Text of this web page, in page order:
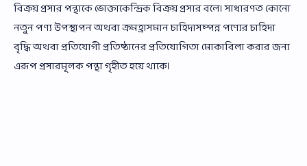
বিক্রয় প্রসার পন্থাকে ভোক্তাকেন্দ্রিক বিক্রয় প্রসার বলে। সাধারণত কোনো
নতুন পণ্য উপস্থাপন অথবা ক্রমহ্রাসমান চাহিদাসম্পন্ন পণ্যের চাহিদা
বৃদ্ধি অথবা প্রতিযোগী প্রতিষ্ঠানের প্রতিযোগিতা মোকাবিলা করার জন্য
এরূপ প্রসারমূলক পন্থা গৃহীত হয়ে থাকে।